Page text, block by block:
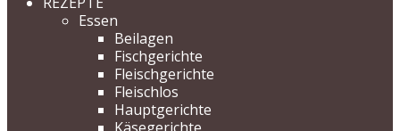
Essen
Beilagen
Fischgerichte
Fleischgerichte
Fleischlos
Hauptgerichte